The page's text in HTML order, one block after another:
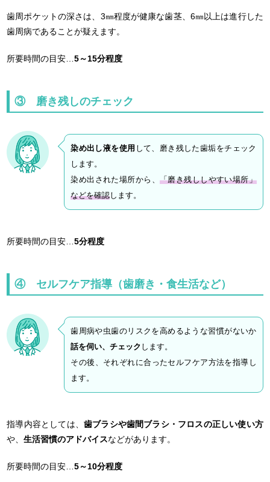
歯周ポケットの深さは、3㎜程度が健康な歯茎、6㎜以上は進行した
歯周病であることが疑えます。
所要時間の目安…5～15分程度
③ 磨き残しのチェック
染め出し液を使用 して、磨き残した歯垢をチェック
します。
染め出された場所から、 「磨き残ししやすい場所」
などを確認します。
所要時間の目安…5分程度
④ セルフケア指導（歯磨き・食生活など）
歯周病や虫歯のリスクを高めるような習慣がないか
話を伺い、チェック します。
その後、それぞれに合ったセルフケア方法を指導し
ます。
指導内容としては、 歯ブラシや歯間ブラシ・フロスの正しい使い方
や、生活習慣のアドバイスなどがあります。
所要時間の目安…5～10分程度